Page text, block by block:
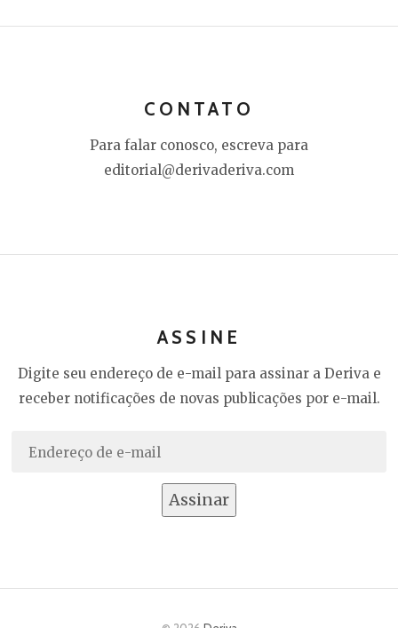
CONTATO
Para falar conosco, escreva para
editorial@derivaderiva.com
ASSINE
Digite seu endereço de e-mail para assinar a Deriva e
receber notificações de novas publicações por e-mail.
Endereço
Assinar